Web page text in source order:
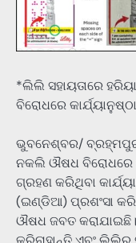
*ଲିଲି ସହାୟତାରେ
ବିରୋଧରେ
ଭୁବନେଶ୍ବର/ ବ୍ରହ୍ମପୁର
ନକଲି ଔଷଧ
ଗ୍ରହଣ କରିଥିବା
(ଇଣ୍ଡିଆ) ପ୍ରଶଂସା
ଔଷଧ ଜବତ